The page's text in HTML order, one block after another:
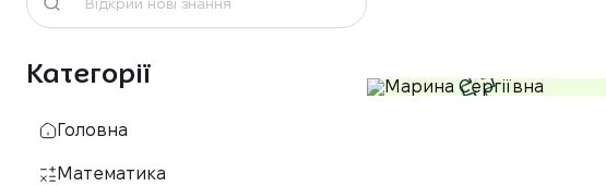
Категорії
Головна
Математика